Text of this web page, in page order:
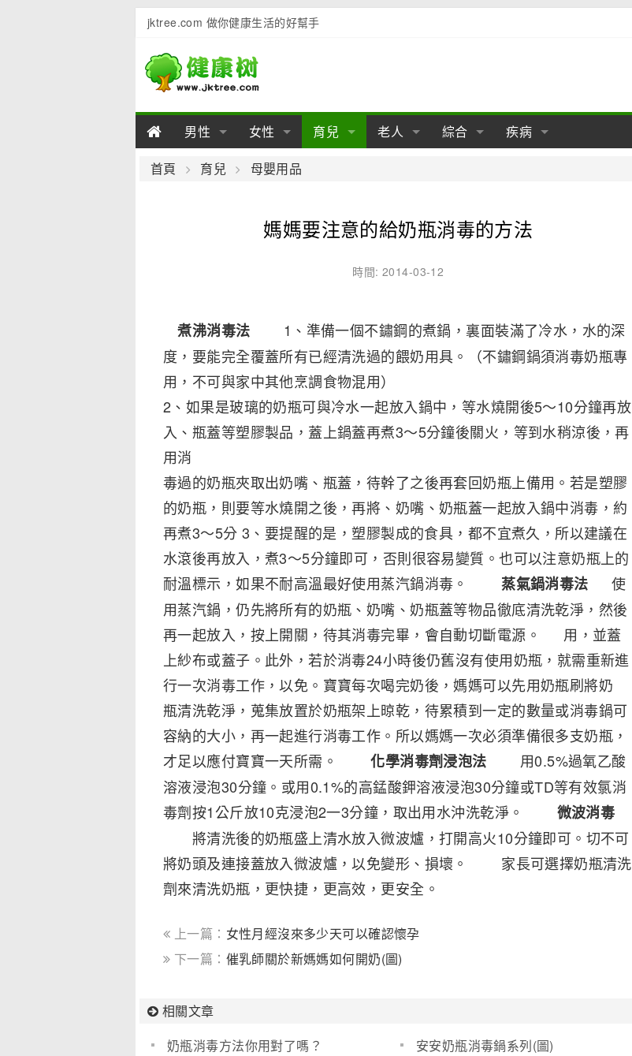
jktree.com 做你健康生活的好幫手
男性
男性陽痿
男性早泄
男性用品 男性疾病
女性
女性乳房
女性飲食
女性生理 女性疾病
育兒
幼兒期
學前期 母嬰用品
老人
老人用品
老人護理
綜合
亞健康
急救自救
疾病
肛腸科
內科
首頁 育兒 母嬰用品
媽媽要注意的給奶瓶消毒的方法
時間: 2014-03-12
煮沸消毒法 1、準備一個不鏽鋼的煮鍋，裏面裝滿了冷水，水的深
度，要能完全覆蓋所有已經清洗過的餵奶用具。（不鏽鋼鍋須消毒奶瓶專
用，不可與家中其他烹調食物混用）
2、如果是玻璃的奶瓶可與冷水一起放入鍋中，等水燒開後5～10分鐘再放
入、瓶蓋等塑膠製品，蓋上鍋蓋再煮3～5分鐘後關火，等到水稍涼後，再
用消
毒過的奶瓶夾取出奶嘴、瓶蓋，待幹了之後再套回奶瓶上備用。若是塑膠
的奶瓶，則要等水燒開之後，再將、奶嘴、奶瓶蓋一起放入鍋中消毒，約
再煮3～5分 3、要提醒的是，塑膠製成的食具，都不宜煮久，所以建議在
水滾後再放入，煮3～5分鐘即可，否則很容易變質。也可以注意奶瓶上的
耐溫標示，如果不耐高溫最好使用蒸汽鍋消毒。蒸氣鍋消毒法 使
用蒸汽鍋，仍先將所有的奶瓶、奶嘴、奶瓶蓋等物品徹底清洗乾淨，然後
再一起放入，按上開關，待其消毒完畢，會自動切斷電源。 用，並蓋
上紗布或蓋子。此外，若於消毒24小時後仍舊沒有使用奶瓶，就需重新進
行一次消毒工作，以免。寶寶每次喝完奶後，媽媽可以先用奶瓶刷將奶
瓶清洗乾淨，蒐集放置於奶瓶架上晾乾，待累積到一定的數量或消毒鍋可
容納的大小，再一起進行消毒工作。所以媽媽一次必須準備很多支奶瓶，
才足以應付寶寶一天所需。化學消毒劑浸泡法 用0.5%過氧乙酸
溶液浸泡30分鐘。或用0.1%的高錳酸鉀溶液浸泡30分鐘或TD等有效氯消
毒劑按1公斤放10克浸泡2一3分鐘，取出用水沖洗乾淨。 微波消毒
將清洗後的奶瓶盛上清水放入微波爐，打開高火10分鐘即可。切不可
將奶頭及連接蓋放入微波爐，以免變形、損壞。 家長可選擇奶瓶清洗
劑來清洗奶瓶，更快捷，更高效，更安全。
上一篇： 女性月經沒來多少天可以確認懷孕
下一篇： 催乳師關於新媽媽如何開奶(圖)
相關文章
奶瓶消毒方法你用對了嗎？
安安奶瓶消毒鍋系列(圖)